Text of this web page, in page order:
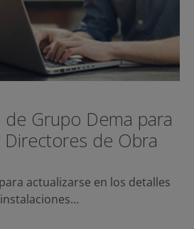
Grupo Dema para
de Obra
actualizarse en los detalles